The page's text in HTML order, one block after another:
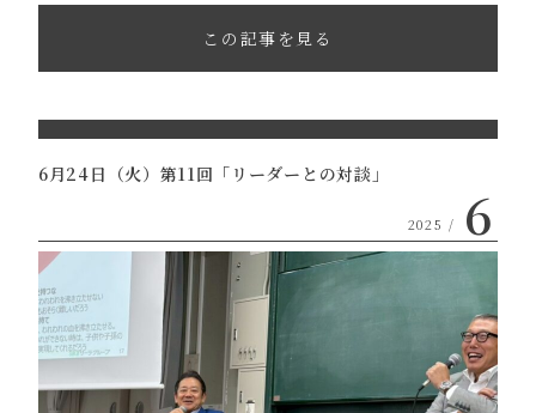
この記事を見る
6月24日（火）第11回「リーダーとの対談」
2025 / 6